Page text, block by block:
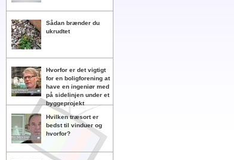
Sådan brænder du
ukrudtet
Hvorfor er det vigtigt
for en boligforening at
have en ingeniør med
på sidelinjen under et
byggeprojekt
Hvilken træsort er
bedst til vinduer og
hvorfor?